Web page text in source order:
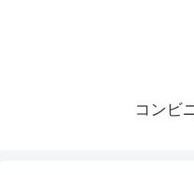
コンビ